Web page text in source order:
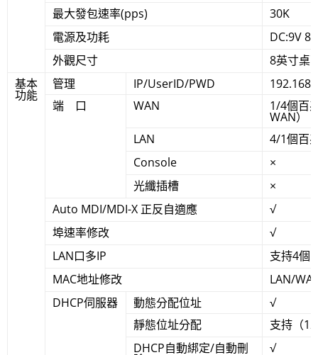
最大發包速率(pps)
30K
電源及功耗
DC:9V
外觀尺寸
8英寸桌
基本
功能
管理 IP/UserID/PWD
端 口
WAN 1/4個百
WAN）
LAN
4/1個百
Console
×
光纖插槽
×
Auto MDI/MDI-X 正反自適應
√
埠速率修改
√
LAN口多IP
支持4個
MAC地址修改
LAN/
DHCP伺服器
動態分配位址
√
靜態位址分配
支持（
DHCP自動綁定/自動刪
√